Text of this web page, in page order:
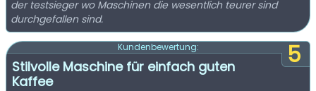
der testsieger wo Maschinen die wesentlich teurer sind
durchgefallen sind.
5
Kundenbewertung:
Stilvolle Maschine für einfach guten
Kaffee